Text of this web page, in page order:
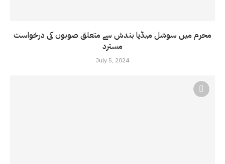
محرم میں سوشل میڈیا بندش سے متعلق صوبوں کی درخواست
مسترد
July 5, 2024